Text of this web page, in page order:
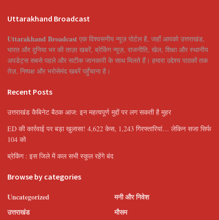
Uttarakhand Broadcast
Uttarakhand Broadcast एक विश्वसनीय न्यूज़ पोर्टल है, जहाँ आपको उत्तराखंड,
भारत और दुनिया भर की ताज़ा खबरें, ब्रेकिंग न्यूज़, राजनीति, खेल, शिक्षा और स्थानीय
अपडेट्स सबसे पहले और सटीक जानकारी के साथ मिलते हैं। हमारा उद्देश्य पाठकों तक
तेज़, निष्पक्ष और भरोसेमंद खबरें पहुँचाना है।
Recent Posts
उत्तराखंड कैबिनेट बैठक आज: इन महत्वपूर्ण मुद्दों पर लग सकती है मुहर
ED की कार्रवाई पर बड़ा खुलासा! 4,622 केस, 1,243 गिरफ्तारियां… लेकिन सजा सिर्फ
104 को
ब्रेकिंग : इस जिले में कल सभी स्कूल रहेंगे बंद
Browse by categories
Uncategorized
उत्तराखंड
मनी और निवेश
मौसम